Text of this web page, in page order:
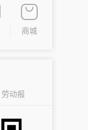
商城
劳动报